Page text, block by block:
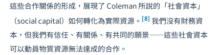
這些合作關係的形成，展現了 Coleman 所說的「社會資本」
（social capital）如何轉化為實際資源。 [8] 我們沒有財務資
本，但我們有信任、有關係、有共同的願景——這些社會資本
可以動員物質資源無法達成的合作。